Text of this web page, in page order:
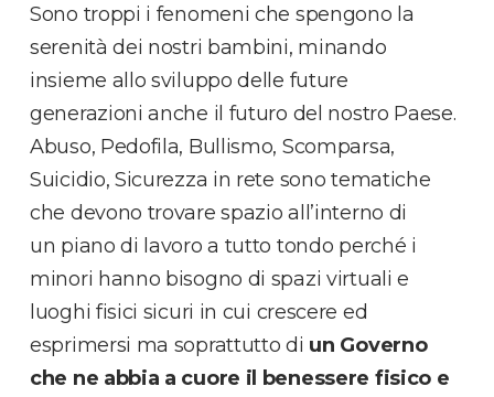
Sono troppi i fenomeni che spengono la
serenità dei nostri bambini, minando
insieme allo sviluppo delle future
generazioni anche il futuro del nostro Paese.
Abuso, Pedofila, Bullismo, Scomparsa,
Suicidio, Sicurezza in rete sono tematiche
che devono trovare spazio all’interno di
un piano di lavoro a tutto tondo perché i
minori hanno bisogno di spazi virtuali e
luoghi fisici sicuri in cui crescere ed
esprimersi ma soprattutto di un Governo
che ne abbia a cuore il benessere fisico e